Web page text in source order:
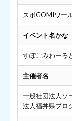
スポGOMIワー
イベント名かな
すぽごみわーる
主催者名
一般社団法人ソ
法人福丼県プロ